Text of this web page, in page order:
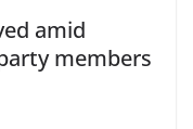
amid
members